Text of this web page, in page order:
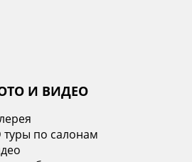
И ВИДЕО
туры по салонам